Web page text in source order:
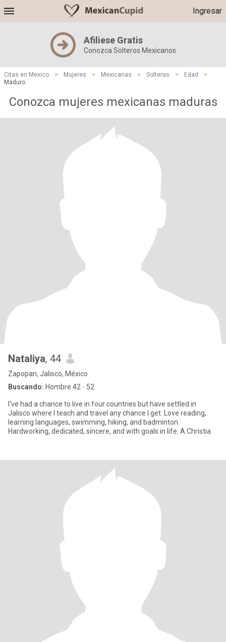
Ingresar
Afiliese Gratis
Conozca Solteros Mexicanos
Citas en Mexico > Mujeres > Mexicanas > Solteras > Edad
>
Maduro
Conozca mujeres mexicanas maduras
Nataliya, 44
Zapopan, Jalisco, México
Buscando: Hombre 42 - 52
I've had a chance to live in four countries but have settled in
Jalisco where I teach and travel any chance I get. Love reading,
learning languages, swimming, hiking, and badminton.
Hardworking, dedicated, sincere, and with goals in life. A Christia